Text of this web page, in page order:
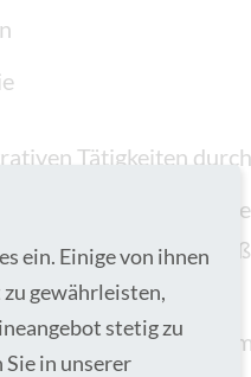
Tätigkeiten
von Fachkunde
sowie ein
mit
ein. Einige von ihnen
gewährleisten,
stetig zu
in unserer